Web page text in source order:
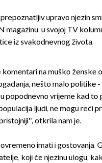
upravo njezin
magazinu, u svojoj TV
iz svakodnevnog života.
komentari na muško ženske
nešto malo politike
popodnevno vrijeme kad to
ljudi, ne mogu reći
otkrila nam je.
imati i gostovanja.
koji će njezinu ulogu,